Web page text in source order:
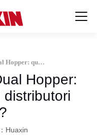
Single Hopper vs. Dual Hopper: quale è meglio per i distributori automatici di gelato?
Hopper:
Huaxin